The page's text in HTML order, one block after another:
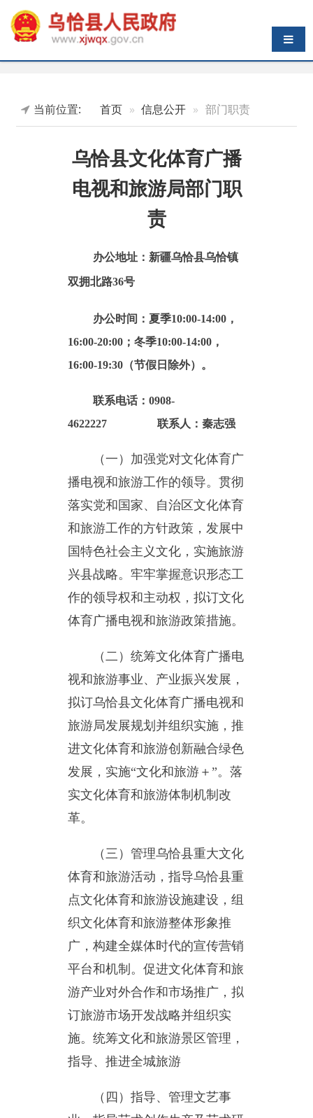
导航切换
电视和旅游局部门职
责
办公地址：新疆乌恰县乌恰镇
双拥北路36号
办公时间：夏季10:00-14:00，
16:00-19:30（节假日除外）。
（一）加强党对文化体育广
播电视和旅游工作的领导。贯彻
和旅游工作的方针政策，发展中
国特色社会主义文化，实施旅游
兴县战略。牢牢掌握意识形态工
作的领导权和主动权，拟订文化
体育广播电视和旅游政策措施。
（二）统筹文化体育广播电
视和旅游事业、产业振兴发展，
拟订乌恰县文化体育广播电视和
进文化体育和旅游创新融合绿色
发展，实施“文化和旅游＋”。落
实文化体育和旅游体制机制改
革。
（三）管理乌恰县重大文化
体育和旅游活动，指导乌恰县重
点文化体育和旅游设施建设，组
织文化体育和旅游整体形象推
平台和机制。促进文化体育和旅
游产业对外合作和市场推广，拟
订旅游市场开发战略并组织实
施。统筹文化和旅游景区管理，
指导、推进全城旅游
（四）指导、管理文艺事
业，指导艺术创作生产及艺术研
究、评论，扶持坚守中华文化立
场、体现社会主义核心价值观、
具有导向性代表性示范性的文艺
品种发展。